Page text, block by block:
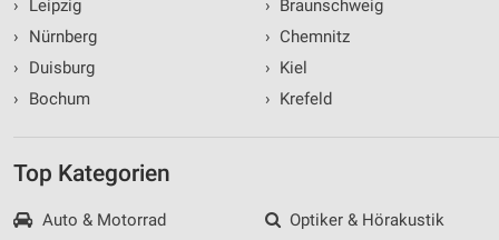
›
Leipzig
›
Nürnberg
›
Duisburg
›
Bochum
› Braunschweig
› Chemnitz
› Kiel
› Krefeld
Top Kategorien
Auto & Motorrad
Optiker & Hörakustik